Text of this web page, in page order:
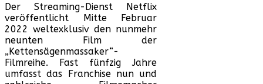
vielen
Timelines
der
Chainsaw
Massacre“-
Filmreihe
Der Streaming-Dienst Netflix
veröffentlicht Mitte Februar
2022 weltexklusiv den nunmehr
neunten Film der
„Kettensägenmassaker“-
Filmreihe. Fast fünfzig Jahre
umfasst das Franchise nun und